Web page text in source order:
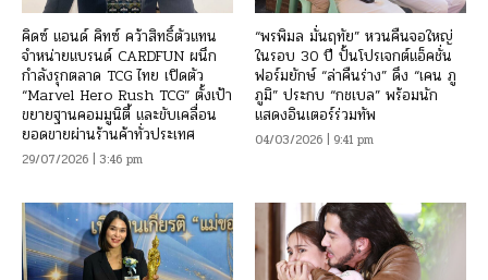
คิดซ์ แอนด์ คิทซ์ คว้าสิทธิ์ตัวแทน
จำหน่ายแบรนด์ CARDFUN ผนึก
กำลังรุกตลาด TCG ไทย เปิดตัว
“Marvel Hero Rush TCG” ตั้งเป้า
ขยายฐานคอมมูนิตี้ และขับเคลื่อน
ยอดขายผ่านร้านค้าทั่วประเทศ
29/07/2026 | 3:46 pm
“พรพิมล มั่นฤทัย” หวนคืนจอใหญ่
ในรอบ 30 ปี ปั้นโปรเจกต์แอ็คชั่น
ฟอร์มยักษ์ “ล่าคืนร่าง” ดึง “เคน ภู
ภูมิ” ประกบ “กชเบล” พร้อมนัก
แสดงอินเตอร์ร่วมทัพ
04/03/2026 | 9:41 pm